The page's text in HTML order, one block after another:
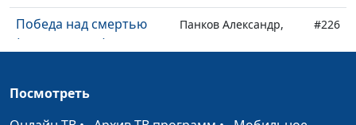
Победа над смертью
(вторая часть)
Панков Александр,
#226
(первая часть)
Посмотреть